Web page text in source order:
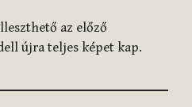
az előző
újra teljes képet kap.